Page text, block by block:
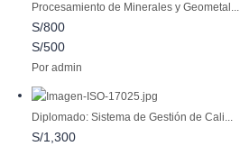
Procesamiento de Minerales y Geometal...
S/800
S/500
Por admin
Diplomado: Sistema de Gestión de Cali...
S/1,300